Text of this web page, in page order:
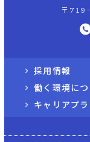
〒
採用情報
働く環境に
キャリアプ